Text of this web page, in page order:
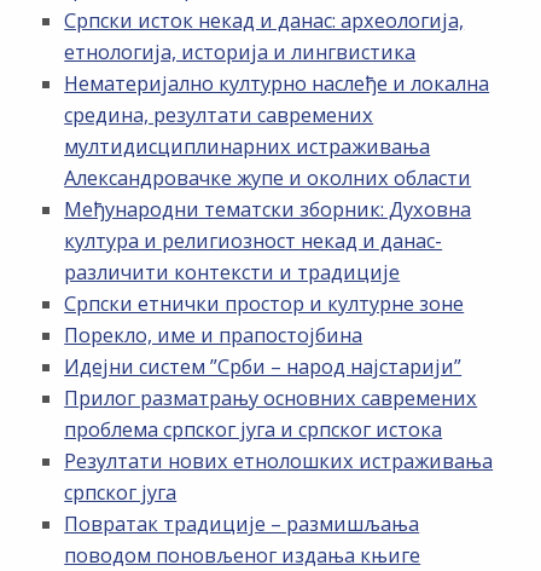
Српски исток некад и данас: археологија,
етнологија, историја и лингвистика
Нематеријално културно наслеђе и локална
средина, резултати савремених
мултидисциплинарних истраживања
Александровачке жупе и околних области
Међународни тематски зборник: Духовна
култура и религиозност некад и данас-
различити контексти и традиције
Српски етнички простор и културне зоне
Порекло, име и прапостојбина
Идејни систем ”Срби – народ најстарији”
Прилог разматрању основних савремених
проблема српског југа и српског истока
Резултати нових етнолошких истраживања
српског југа
Повратак традиције – размишљања
поводом поновљеног издања књиге